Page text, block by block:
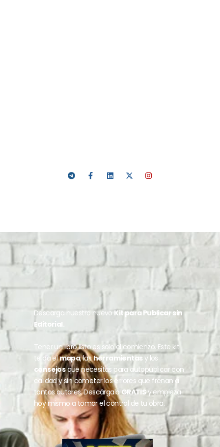
Descarga nuestro nuevo Kit para Publicar sin
Editorial.
Tener un libro listo es solo el comienzo. Este kit
te da elmapa, lasherramientas y los
consejosque necesitas para autopublicar con
calidad y sin cometer los errores que frenan a
tantos autores. DescárgaloGRATISy empieza
hoy mismo a tomar el control de tu obra.